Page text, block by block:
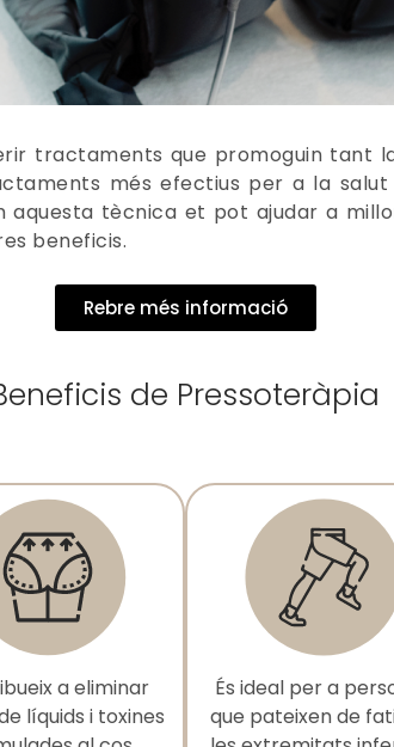
tractaments que promoguin tant
més efectius per a la
aquesta tècnica et pot ajudar a
beneficis.
Rebre més informació
de Pressoteràpia
a eliminar
líquids i toxines
És ideal per a
que pateixen de